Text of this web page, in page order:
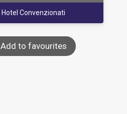
Hotel Convenzionati
Add to favourites